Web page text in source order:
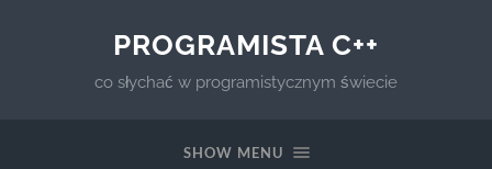
PROGRAMISTA C++
co słychać w programistycznym świecie
SHOW MENU